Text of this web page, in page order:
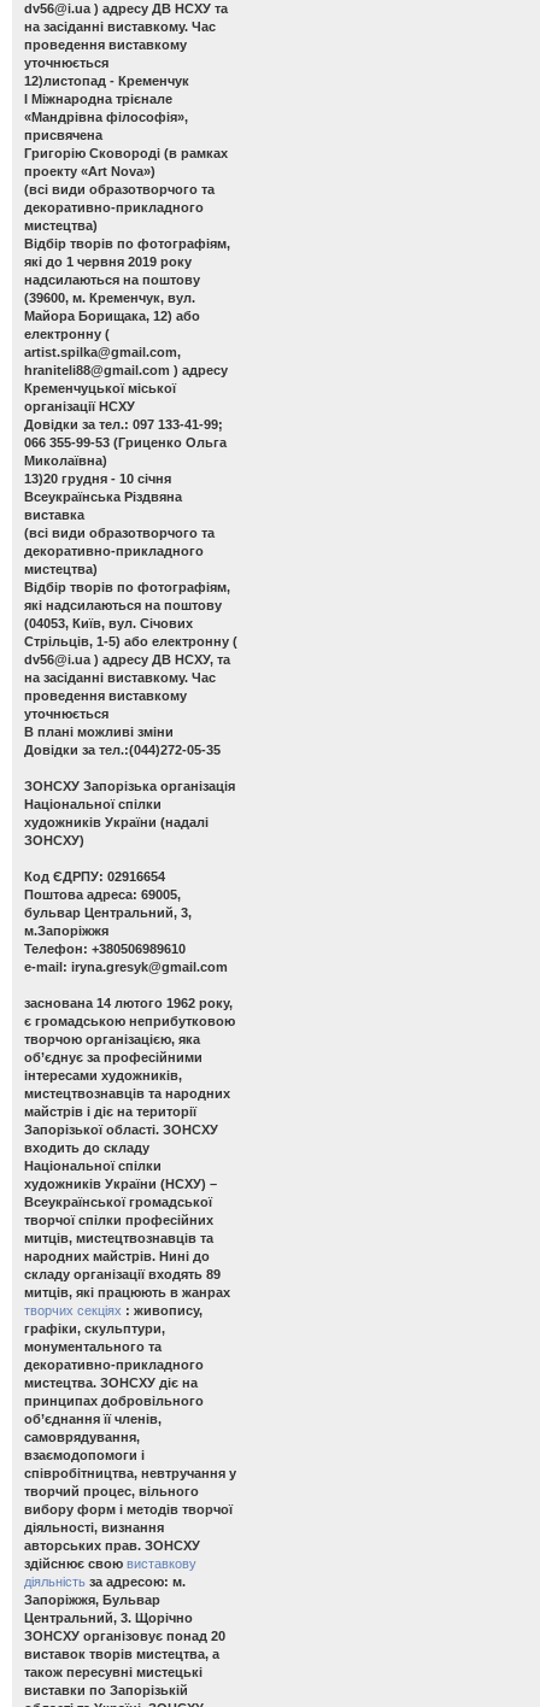
dv56@i.ua ) адресу ДВ НСХУ та
на засіданні виставкому. Час
проведення виставкому
уточнюється
12)листопад - Кременчук
І Міжнародна трієнале
«Мандрівна філософія»,
присвячена
Григорію Сковороді (в рамках
проекту «Art Nova»)
(всі види образотворчого та
декоративно-прикладного
мистецтва)
Відбір творів по фотографіям,
які до 1 червня 2019 року
надсилаються на поштову
(39600, м. Кременчук, вул.
Майора Борищака, 12) або
електронну (
artist.spilka@gmail.com,
hraniteli88@gmail.com ) адресу
Кременчуцької міської
організації НСХУ
Довідки за тел.: 097 133-41-99;
066 355-99-53 (Гриценко Ольга
Миколаївна)
13)20 грудня - 10 січня
Всеукраїнська Різдвяна
виставка
(всі види образотворчого та
декоративно-прикладного
мистецтва)
Відбір творів по фотографіям,
які надсилаються на поштову
(04053, Київ, вул. Січових
Стрільців, 1-5) або електронну (
dv56@i.ua ) адресу ДВ НСХУ, та
на засіданні виставкому. Час
проведення виставкому
уточнюється
В плані можливі зміни
Довідки за тел.:(044)272-05-35
ЗОНСХУ Запорізька організація
Національної спілки
художників України (надалі
ЗОНСХУ)
Код ЄДРПУ: 02916654
Поштова адреса: 69005,
бульвар Центральний, 3,
м.Запоріжжя
Телефон: +380506989610
e-mail: iryna.gresyk@gmail.com
заснована 14 лютого 1962 року,
є громадською неприбутковою
творчою організацією, яка
об’єднує за професійними
інтересами художників,
мистецтвознавців та народних
майстрів і діє на території
Запорізької області. ЗОНСХУ
входить до складу
Національної спілки
художників України (НСХУ) –
Всеукраїнської громадської
творчої спілки професійних
митців, мистецтвознавців та
народних майстрів. Нині до
складу організації входять 89
митців, які працюють в жанрах
творчих секціях : живопису,
графіки, скульптури,
монументального та
декоративно-прикладного
мистецтва. ЗОНСХУ діє на
принципах добровільного
об’єднання її членів,
самоврядування,
взаємодопомоги і
співробітництва, невтручання у
творчий процес, вільного
вибору форм і методів творчої
діяльності, визнання
авторських прав. ЗОНСХУ
здійснює свою виставкову
діяльність за адресою: м.
Запоріжжя, Бульвар
Центральний, 3. Щорічно
ЗОНСХУ організовує понад 20
виставок творів мистецтва, а
також пересувні мистецькі
виставки по Запорізькій